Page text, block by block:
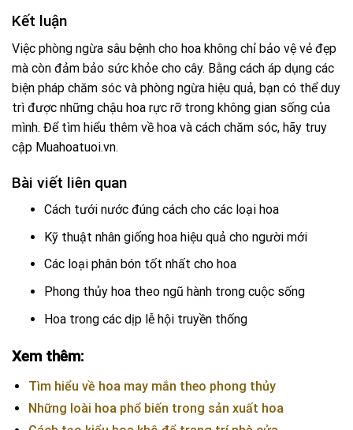
Kết luận
Việc phòng ngừa sâu bệnh cho hoa không chỉ bảo vệ vẻ đẹp
mà còn đảm bảo sức khỏe cho cây. Bằng cách áp dụng các
biện pháp chăm sóc và phòng ngừa hiệu quả, bạn có thể duy
trì được những chậu hoa rực rỡ trong không gian sống của
mình. Để tìm hiểu thêm về hoa và cách chăm sóc, hãy truy
cập Muahoatuoi.vn.
Bài viết liên quan
Cách tưới nước đúng cách cho các loại hoa
Kỹ thuật nhân giống hoa hiệu quả cho người mới
Các loại phân bón tốt nhất cho hoa
Phong thủy hoa theo ngũ hành trong cuộc sống
Hoa trong các dịp lễ hội truyền thống
Xem thêm:
Tìm hiểu về hoa may mắn theo phong thủy
Những loài hoa phổ biến trong sản xuất hoa